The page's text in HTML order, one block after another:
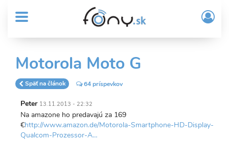
obsah
MENU
Sub
Header
menu
User
account
menu
/
Motorola Moto G
Späť na článok 64 príspevkov
Peter 13.11.2013 - 22:32
Na amazone ho predavajú za 169
€http://www.amazon.de/Motorola-Smartphone-HD-Display-
Qualcom-Prozessor-A…